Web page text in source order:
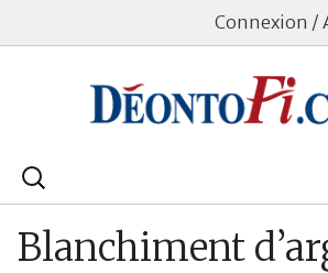
Connexion /
Rechercher
Déontologie
Blanchiment